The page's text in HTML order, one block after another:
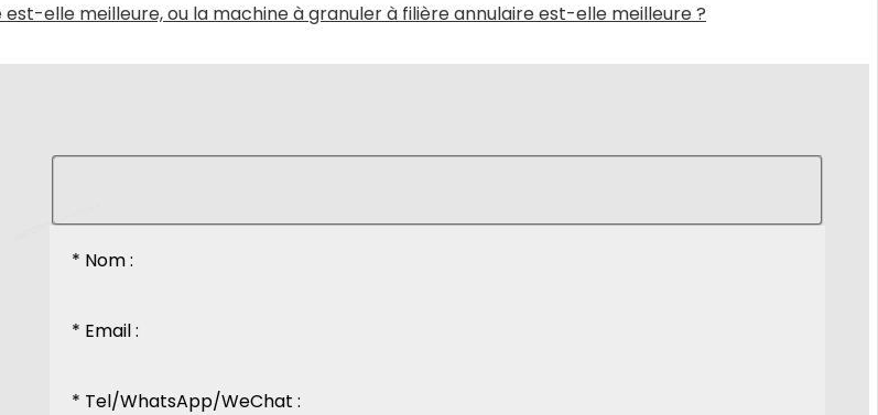
elle meilleure, ou la machine à granuler à filière annulaire est-elle meilleure ?
* Nom :
* Email :
* Tel/WhatsApp/WeChat :